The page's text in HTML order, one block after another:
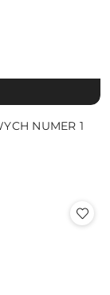
NUMER 1